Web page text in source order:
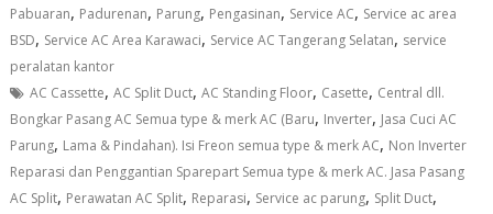
Pabuaran, Padurenan, Parung, Pengasinan, Service AC, Service ac area
BSD, Service AC Area Karawaci, Service AC Tangerang Selatan, service
peralatan kantor
AC Cassette,AC Split Duct,AC Standing Floor, Casette, Central dll.
Bongkar Pasang AC Semua type & merk AC (Baru, Inverter, Jasa Cuci AC
Parung, Lama & Pindahan). Isi Freon semua type & merk AC, Non Inverter
Reparasi dan Penggantian Sparepart Semua type & merk AC. Jasa Pasang
AC Split, Perawatan AC Split, Reparasi, Service ac parung, Split Duct,